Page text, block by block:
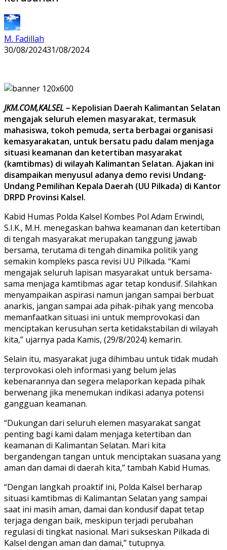
M. Fadillah
30/08/202431/08/2024
JKM.COM,KALSEL – Kepolisian Daerah Kalimantan Selatan
mengajak seluruh elemen masyarakat, termasuk
mahasiswa, tokoh pemuda, serta berbagai organisasi
kemasyarakatan, untuk bersatu padu dalam menjaga
situasi keamanan dan ketertiban masyarakat
(kamtibmas) di wilayah Kalimantan Selatan. Ajakan ini
disampaikan menyusul adanya demo revisi Undang-
Undang Pemilihan Kepala Daerah (UU Pilkada) di Kantor
DRPD Provinsi Kalsel.
Kabid Humas Polda Kalsel Kombes Pol Adam Erwindi,
S.I.K., M.H. menegaskan bahwa keamanan dan ketertiban
di tengah masyarakat merupakan tanggung jawab
bersama, terutama di tengah dinamika politik yang
semakin kompleks pasca revisi UU Pilkada. “Kami
mengajak seluruh lapisan masyarakat untuk bersama-
sama menjaga kamtibmas agar tetap kondusif. Silahkan
menyampaikan aspirasi namun jangan sampai berbuat
anarkis, jangan sampai ada pihak-pihak yang mencoba
memanfaatkan situasi ini untuk memprovokasi dan
menciptakan kerusuhan serta ketidakstabilan di wilayah
kita,” ujarnya pada Kamis, (29/8/2024) kemarin.
Selain itu, masyarakat juga dihimbau untuk tidak mudah
terprovokasi oleh informasi yang belum jelas
kebenarannya dan segera melaporkan kepada pihak
berwenang jika menemukan indikasi adanya potensi
gangguan keamanan.
“Dukungan dari seluruh elemen masyarakat sangat
penting bagi kami dalam menjaga ketertiban dan
keamanan di Kalimantan Selatan. Mari kita
bergandengan tangan untuk menciptakan suasana yang
aman dan damai di daerah kita,” tambah Kabid Humas.
“Dengan langkah proaktif ini, Polda Kalsel berharap
situasi kamtibmas di Kalimantan Selatan yang sampai
saat ini masih aman, damai dan kondusif dapat tetap
terjaga dengan baik, meskipun terjadi perubahan
regulasi di tingkat nasional. Mari sukseskan Pilkada di
Kalsel dengan aman dan damai,” tutupnya.